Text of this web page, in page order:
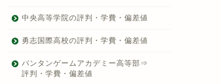
中央高等学院の評判・学費・偏差値
勇志国際高校の評判・学費・偏差値
バンタンゲームアカデミー高等部⇒
評判・学費・偏差値